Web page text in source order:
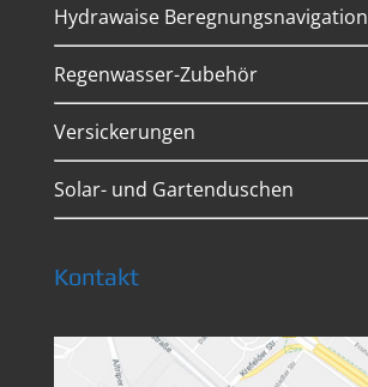
Hydrawaise Beregnungsnavigation
Regenwasser-Zubehör
Versickerungen
Solar- und Gartenduschen
Kontakt